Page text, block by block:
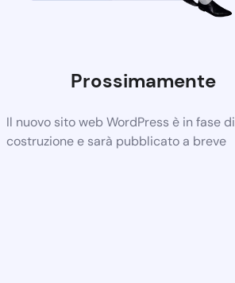
Prossimamente
Il nuovo sito web WordPress è in fase di
costruzione e sarà pubblicato a breve